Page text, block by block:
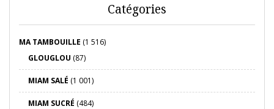
Catégories
MA TAMBOUILLE (1 516)
GLOUGLOU (87)
MIAM SALÉ (1 001)
MIAM SUCRÉ (484)